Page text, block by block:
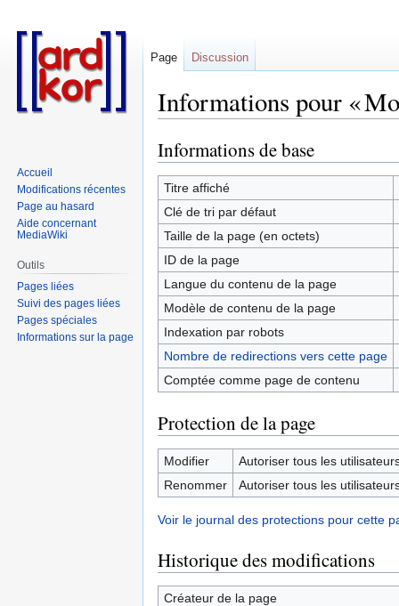
Informations pour «
Aller
à
la
navigation
Aller
à
la
recherche
Informations de base
Titre affiché
Clé de tri par défaut
Taille de la page (en octets)
ID de la page
Langue du contenu de la page
Modèle de contenu de la page
Indexation par robots
Nombre de redirections vers cette page
Comptée comme page de contenu
Protection de la page
Modifier
Autoriser tous les
Renommer
Autoriser tous les
Voir le journal des protections pour cette
Historique des modifications
Créateur de la page
Page Discussion
Accueil
Modifications récentes
Page au hasard
Aide concernant
MediaWiki
Outils
Pages liées
Suivi des pages liées
Pages spéciales
Informations sur la page